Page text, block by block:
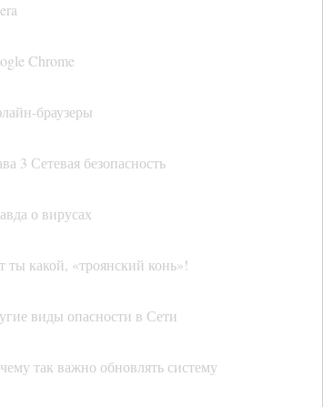
Chrome
браузеры
3 Сетевая безопасность
о вирусах
ты какой, «троянский конь»!
виды опасности в Сети
так важно обновлять систему